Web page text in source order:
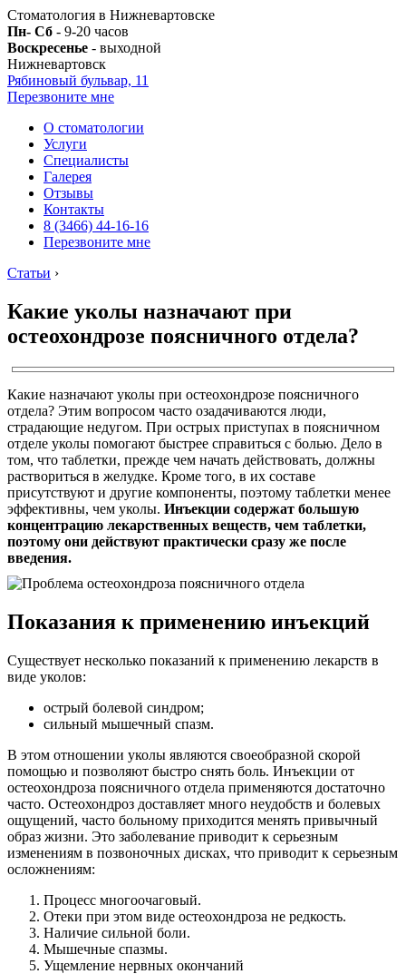
Стоматология в Нижневартовске
Пн- Сб - 9-20 часов
Воскресенье - выходной
Нижневартовск
Рябиновый бульвар, 11
Перезвоните мне
О стоматологии
Услуги
Специалисты
Галерея
Отзывы
Контакты
8 (3466) 44-16-16
Перезвоните мне
Статьи ›
Какие уколы назначают при
остеохондрозе поясничного отдела?
Какие назначают уколы при остеохондрозе поясничного
отдела? Этим вопросом часто озадачиваются люди,
страдающие недугом. При острых приступах в поясничном
отделе уколы помогают быстрее справиться с болью. Дело в
том, что таблетки, прежде чем начать действовать, должны
раствориться в желудке. Кроме того, в их составе
присутствуют и другие компоненты, поэтому таблетки менее
эффективны, чем уколы. Инъекции содержат большую
концентрацию лекарственных веществ, чем таблетки,
поэтому они действуют практически сразу же после
введения.
Показания к применению инъекций
Существует несколько показаний к применению лекарств в
виде уколов:
острый болевой синдром;
сильный мышечный спазм.
В этом отношении уколы являются своеобразной скорой
помощью и позволяют быстро снять боль. Инъекции от
остеохондроза поясничного отдела применяются достаточно
часто. Остеохондроз доставляет много неудобств и болевых
ощущений, часто больному приходится менять привычный
образ жизни. Это заболевание приводит к серьезным
изменениям в позвоночных дисках, что приводит к серьезным
осложнениям:
Процесс многоочаговый.
Отеки при этом виде остеохондроза не редкость.
Наличие сильной боли.
Мышечные спазмы.
Ущемление нервных окончаний